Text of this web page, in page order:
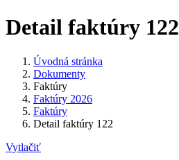
Detail faktúry 122
Úvodná stránka
Dokumenty
Faktúry
Faktúry 2026
Faktúry
Detail faktúry 122
Vytlačiť